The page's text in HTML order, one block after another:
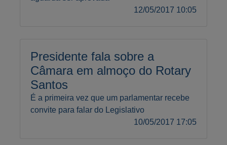
12/05/2017 10:05
Presidente fala sobre a
Câmara em almoço do Rotary
Santos
É a primeira vez que um parlamentar recebe
convite para falar do Legislativo
10/05/2017 17:05